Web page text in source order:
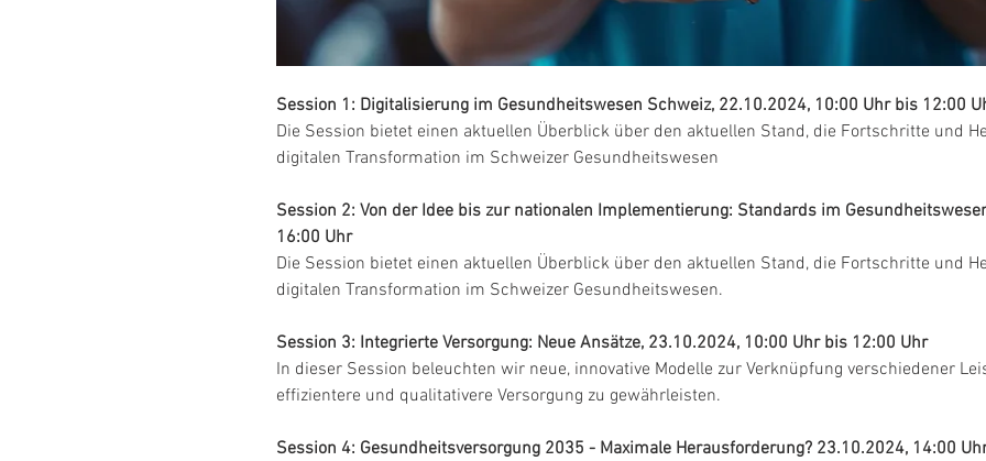
Session 1: Digitalisierung im Gesundheitswesen Schweiz, 22.10.2024, 10:00 Uhr bis 12:00
Die Session bietet einen aktuellen Überblick über den aktuellen Stand, die Fortschritte und
digitalen Transformation im Schweizer Gesundheitswesen
Session 2: Von der Idee bis zur nationalen Implementierung: Standards im
16:00 Uhr
Die Session bietet einen aktuellen Überblick über den aktuellen Stand, die Fortschritte und
digitalen Transformation im Schweizer Gesundheitswesen.
Session 3: Integrierte Versorgung: Neue Ansätze, 23.10.2024, 10:00 Uhr bis 12:00 Uhr
In dieser Session beleuchten wir neue, innovative Modelle zur Verknüpfung verschiedener
effizientere und qualitativere Versorgung zu gewährleisten.
Session 4: Gesundheitsversorgung 2035 - Maximale Herausforderung? 23.10.2024, 14:00